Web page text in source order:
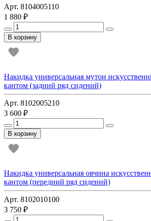
Арт. 8104005110
1 880 ₽
В корзину
Накидка универсальная мутон
кантом (задний ряд сидений)
Арт. 8102005210
3 600 ₽
В корзину
Накидка универсальная овчина
кантом (передний ряд сидений)
Арт. 8102010100
3 750 ₽